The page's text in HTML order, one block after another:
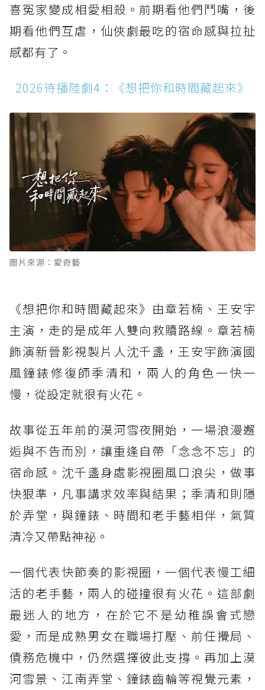
喜冤家變成相愛相殺。前期看他們鬥嘴，後
期看他們互虐，仙俠劇最吃的宿命感與拉扯
感都有了。
2026待播陸劇4：《想把你和時間藏起來》
圖片來源：愛奇藝
《想把你和時間藏起來》由章若楠、王安宇
主演，走的是成年人雙向救贖路線。章若楠
飾演新晉影視製片人沈千盞，王安宇飾演國
風鐘錶修復師季清和，兩人的角色一快一
慢，從設定就很有火花。
故事從五年前的漠河雪夜開始，一場浪漫邂
逅與不告而別，讓重逢自帶「念念不忘」的
宿命感。沈千盞身處影視圈風口浪尖，做事
快狠準，凡事講求效率與結果；季清和則隱
於弄堂，與鐘錶、時間和老手藝相伴，氣質
清冷又帶點神祕。
一個代表快節奏的影視圈，一個代表慢工細
活的老手藝，兩人的碰撞很有火花。這部劇
最迷人的地方，在於它不是幼稚誤會式戀
愛，而是成熟男女在職場打壓、前任攪局、
債務危機中，仍然選擇彼此支撐。再加上漠
河雪景、江南弄堂、鐘錶齒輪等視覺元素，